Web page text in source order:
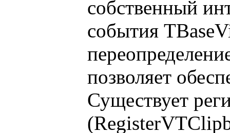
собственный
события
позволяет
Существует